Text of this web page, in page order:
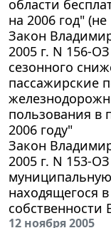
области
на 2006 год"
Закон
2005 г. N 156-
сезонного
пассажирские
пользования в
2006 году"
Закон
2005 г. N 153-
находящегося
12 ноября 2005